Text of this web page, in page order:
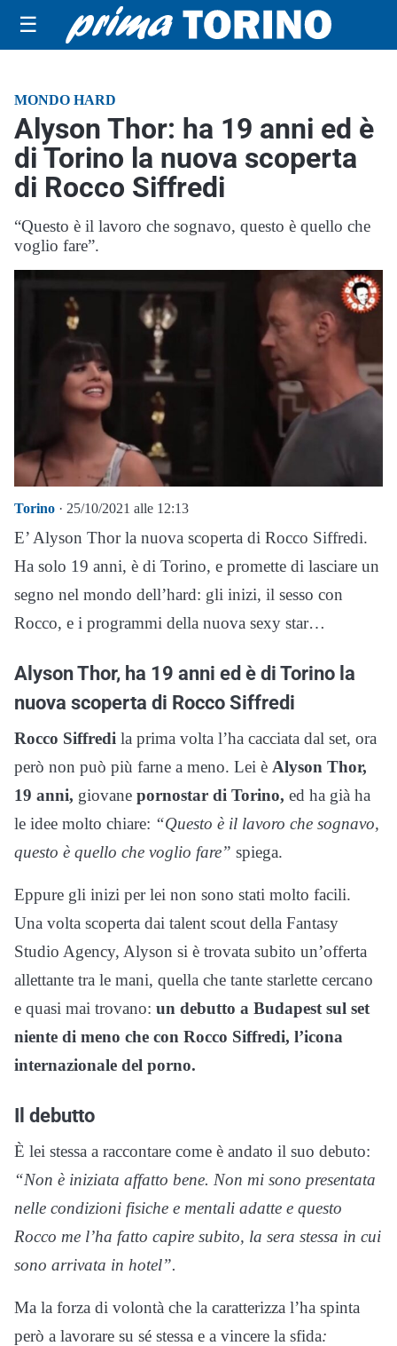
☰
MONDO HARD
Alyson Thor: ha 19 anni ed è
di Torino la nuova scoperta
di Rocco Siffredi
“Questo è il lavoro che sognavo, questo è quello che
voglio fare”.
Torino · 25/10/2021 alle 12:13
E’ Alyson Thor la nuova scoperta di Rocco Siffredi.
Ha solo 19 anni, è di Torino, e promette di lasciare un
segno nel mondo dell’hard: gli inizi, il sesso con
Rocco, e i programmi della nuova sexy star…
Alyson Thor, ha 19 anni ed è di Torino la
nuova scoperta di Rocco Siffredi
Rocco Siffredi la prima volta l’ha cacciata dal set, ora
però non può più farne a meno. Lei è Alyson Thor,
19 anni, giovane pornostar di Torino, ed ha già ha
le idee molto chiare: “Questo è il lavoro che sognavo,
questo è quello che voglio fare” spiega.
Eppure gli inizi per lei non sono stati molto facili.
Una volta scoperta dai talent scout della Fantasy
Studio Agency, Alyson si è trovata subito un’offerta
allettante tra le mani, quella che tante starlette cercano
e quasi mai trovano: un debutto a Budapest sul set
niente di meno che con Rocco Siffredi, l’icona
internazionale del porno.
Il debutto
È lei stessa a raccontare come è andato il suo debuto:
“Non è iniziata affatto bene. Non mi sono presentata
nelle condizioni fisiche e mentali adatte e questo
Rocco me l’ha fatto capire subito, la sera stessa in cui
sono arrivata in hotel”.
Ma la forza di volontà che la caratterizza l’ha spinta
però a lavorare su sé stessa e a vincere la sfida: